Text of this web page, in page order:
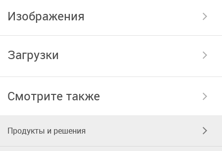
Изображения
Загрузки
Смотрите также
Продукты и решения